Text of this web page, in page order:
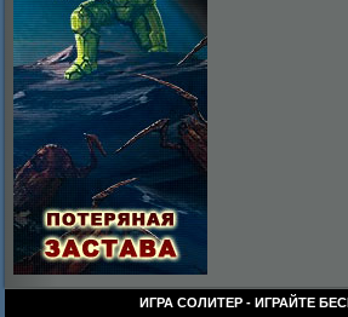
ИГРА СОЛИТЕР - ИГРАЙТЕ